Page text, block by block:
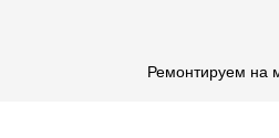
Ремонтируем на